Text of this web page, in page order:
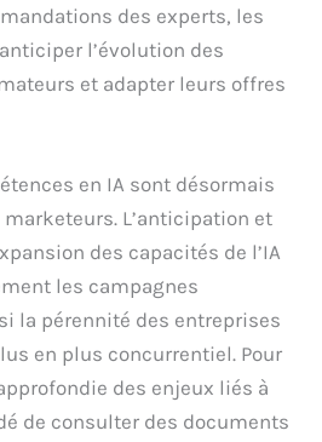
des experts, les
l’évolution des
et adapter leurs offres
en IA sont désormais
L’anticipation et
des capacités de l’IA
les campagnes
la pérennité des entreprises
en plus concurrentiel. Pour
des enjeux liés à
de consulter des documents